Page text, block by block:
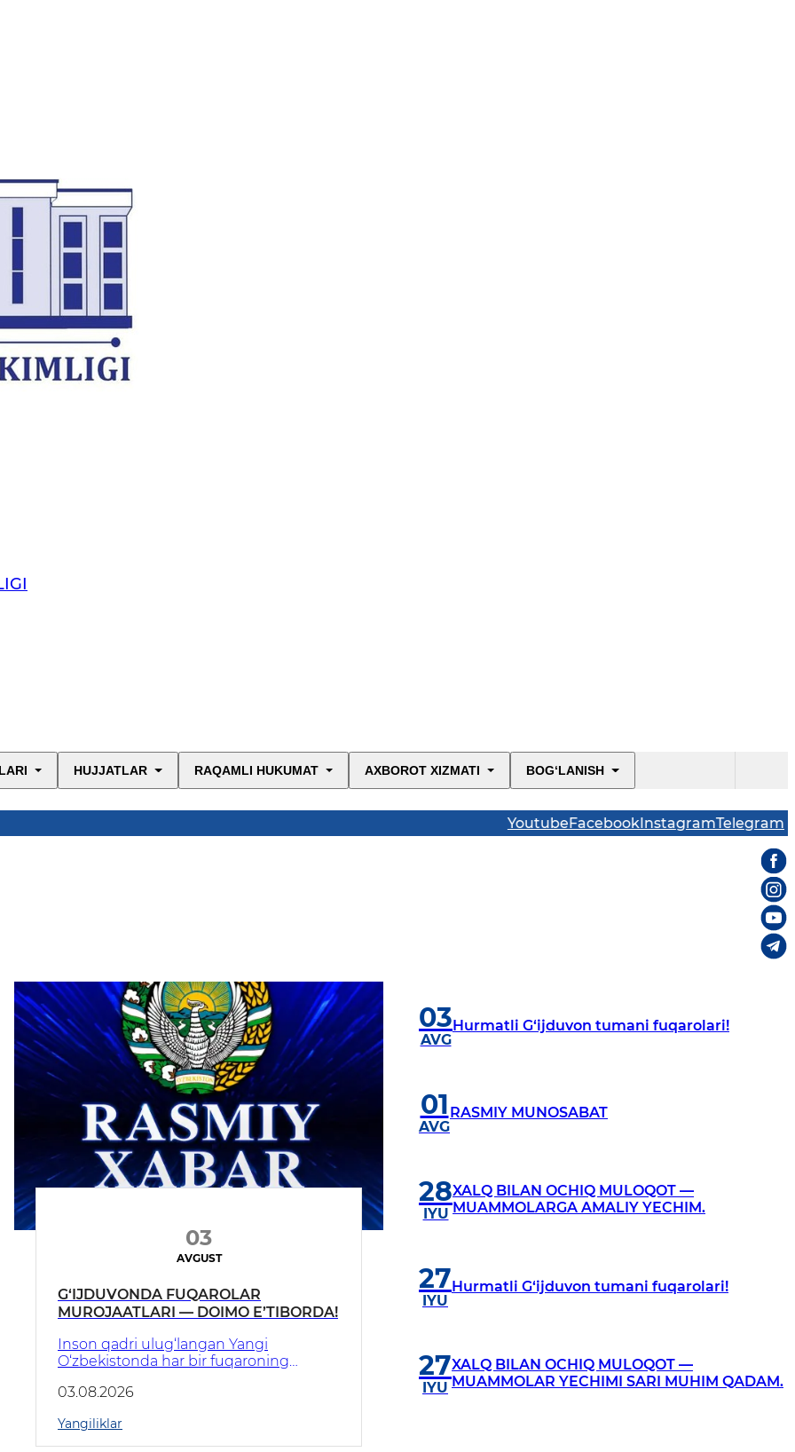
HUJJATLAR RAQAMLI HUKUMAT AXBOROT XIZMATI BOG‘LANISH
YoutubeFacebookInstagramTelegram
03
AVGUST
G‘IJDUVONDA FUQAROLAR
MUROJAATLARI — DOIMO E’TIBORDA!
Inson qadri ulug‘langan Yangi
O‘zbekistonda har bir fuqaroning
ochiq muloqot qilish, muammolarni
ta’minlash ustuvor vazifalardan biridir.
03.08.2026
Yangiliklar
03
AVG
Hurmatli G‘ijduvon tumani fuqarolari!
01
AVG
RASMIY MUNOSABAT
28
IYU
XALQ BILAN OCHIQ MULOQOT —
MUAMMOLARGA AMALIY YECHIM.
27
IYU
Hurmatli G‘ijduvon tumani fuqarolari!
27
IYU
XALQ BILAN OCHIQ MULOQOT —
MUAMMOLAR YECHIMI SARI MUHIM QADAM.